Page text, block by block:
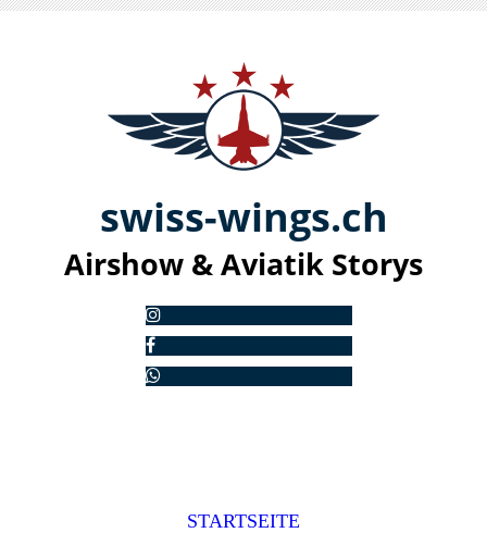
swiss-wings.ch
Airshow & Aviatik Storys
STARTSEITE